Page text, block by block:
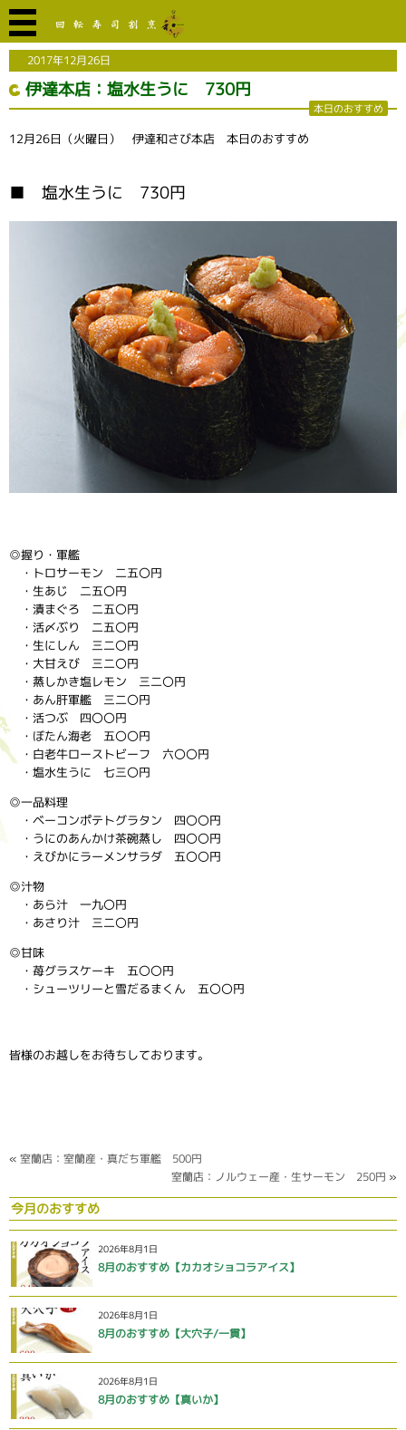
2017年12月26日
伊達本店：塩水生うに 730円
本日のおすすめ
12月26日（火曜日） 伊達和さび本店 本日のおすすめ
■ 塩水生うに 730円
◎握り・軍艦
・トロサーモン 二五〇円
・生あじ 二五〇円
・漬まぐろ 二五〇円
・活〆ぶり 二五〇円
・生にしん 三二〇円
・大甘えび 三二〇円
・蒸しかき塩レモン 三二〇円
・あん肝軍艦 三二〇円
・活つぶ 四〇〇円
・ぼたん海老 五〇〇円
・白老牛ローストビーフ 六〇〇円
・塩水生うに 七三〇円
◎一品料理
・ベーコンポテトグラタン 四〇〇円
・うにのあんかけ茶碗蒸し 四〇〇円
・えびかにラーメンサラダ 五〇〇円
◎汁物
・あら汁 一九〇円
・あさり汁 三二〇円
◎甘味
・苺グラスケーキ 五〇〇円
・シューツリーと雪だるまくん 五〇〇円
皆様のお越しをお待ちしております。
« 室蘭店：室蘭産・真だち軍艦 500円
室蘭店：ノルウェー産・生サーモン 250円 »
今月のおすすめ
2026年8月1日
8月のおすすめ【カカオショコラアイス】
2026年8月1日
8月のおすすめ【大穴子/一貫】
2026年8月1日
8月のおすすめ【真いか】